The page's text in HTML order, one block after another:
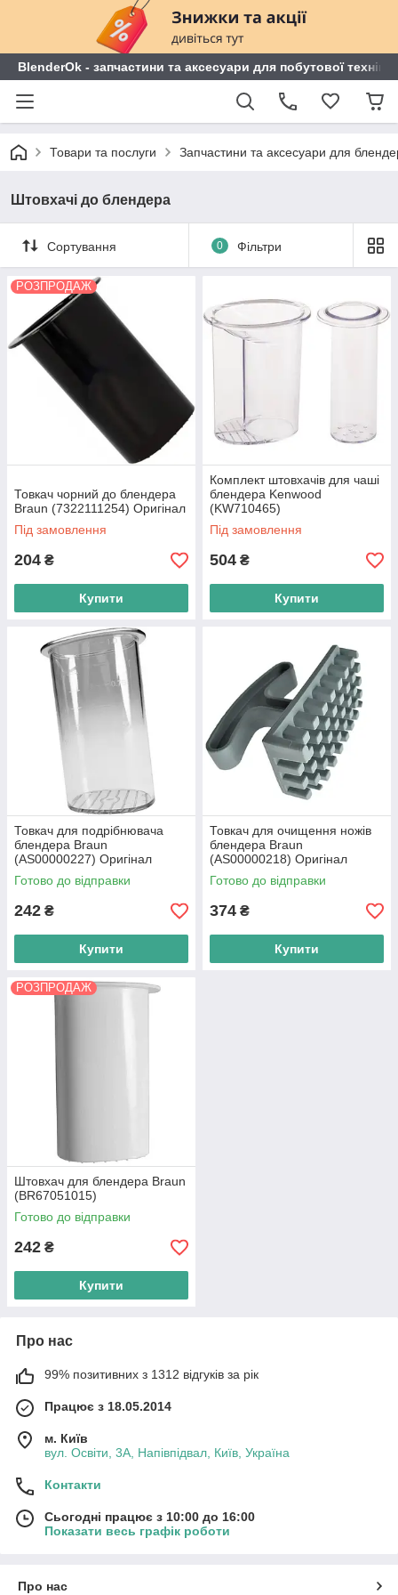
BlenderOk - запчастини та аксесуари для побутової техніки
Товари та послуги Запчастини та аксесуари для
Штовхачі до блендера
Сортування 0 Фільтри
РОЗПРОДАЖ
Товкач чорний до блендера
Braun (7322111254) Оригінал
Під замовлення
204 ₴
Купити
Комплект штовхачів для чаші
блендера Kenwood
(KW710465)
Під замовлення
504 ₴
Купити
Товкач для подрібнювача
блендера Braun
(AS00000227) Оригінал
Готово до відправки
242 ₴
Купити
Товкач для очищення ножів
блендера Braun
(AS00000218) Оригінал
Готово до відправки
374 ₴
Купити
РОЗПРОДАЖ
Штовхач для блендера Braun
(BR67051015)
Готово до відправки
242 ₴
Купити
Про нас
99% позитивних з 1312 відгуків за рік
Працює з 18.05.2014
м. Київ
вул. Освіти, 3А, Напівпідвал, Київ, Україна
Контакти
Сьогодні працює з 10:00 до 16:00
Показати весь графік роботи
Про нас